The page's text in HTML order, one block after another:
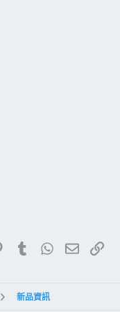
PinterestTumblrWhatsApp
電子郵
連
新品資訊